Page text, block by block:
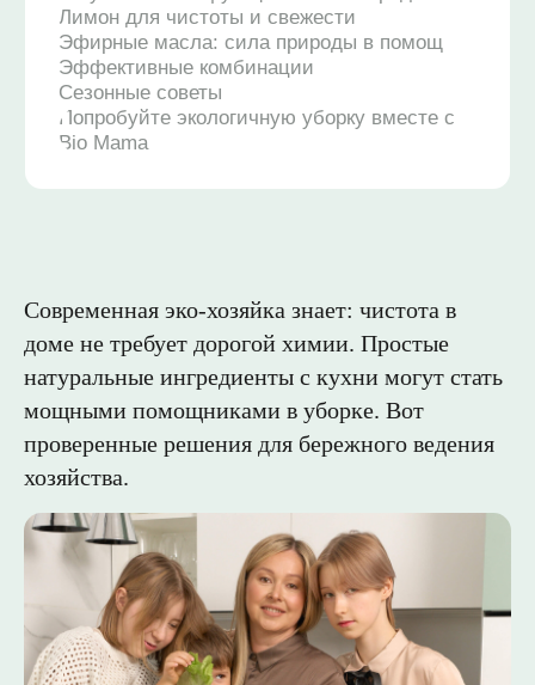
Современная эко-хозяйка знает: чистота в
доме не требует дорогой химии. Простые
натуральные ингредиенты с кухни могут стать
мощными помощниками в уборке. Вот
проверенные решения для бережного ведения
хозяйства.